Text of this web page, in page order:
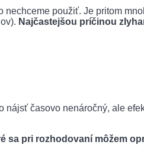
použiť. Je pritom
Najčastejšou príčinou
časovo nenáročný, ale
sa pri rozhodovaní môžem